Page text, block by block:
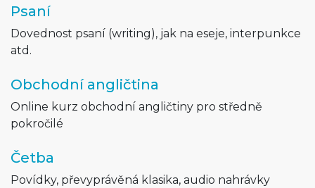
Psaní
Dovednost psaní (writing), jak na eseje, interpunkce
atd.
Obchodní angličtina
Online kurz obchodní angličtiny pro středně
pokročilé
Četba
Povídky, převyprávěná klasika, audio nahrávky